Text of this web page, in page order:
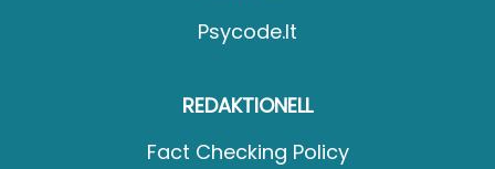
Psycode.it
REDAKTIONELL
Fact Checking Policy